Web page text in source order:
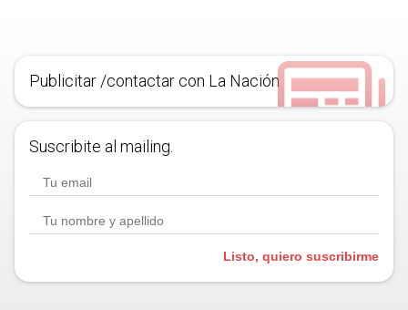
Publicitar /contactar con La Nación
Suscribite al mailing.
Listo, quiero suscribirme